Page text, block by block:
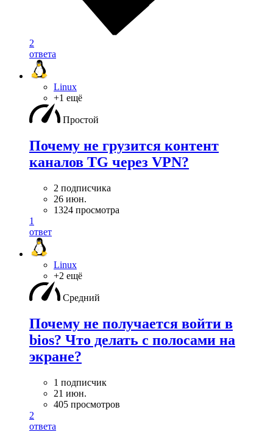
2
ответа
Linux
+1 ещё
Простой
Почему не грузится контент
каналов TG через VPN?
2 подписчика
26 июн.
1324 просмотра
1
ответ
Linux
+2 ещё
Средний
Почему не получается войти в
bios? Что делать с полосами на
экране?
1 подписчик
21 июн.
405 просмотров
2
ответа